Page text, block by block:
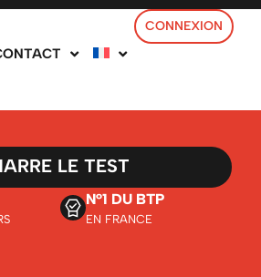
CONNEXION
LE TEST
N°1 DU BTP
EN FRANCE